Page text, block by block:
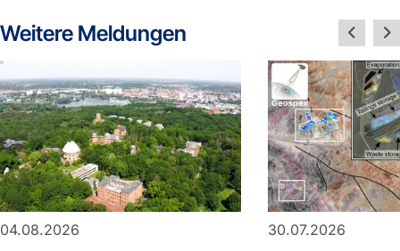
Weitere Meldungen
04.08.2026 30.07.2026